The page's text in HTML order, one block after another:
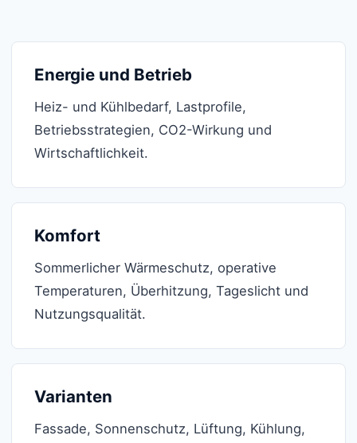
Energie und Betrieb
Heiz- und Kühlbedarf, Lastprofile,
Betriebsstrategien, CO2-Wirkung und
Wirtschaftlichkeit.
Komfort
Sommerlicher Wärmeschutz, operative
Temperaturen, Überhitzung, Tageslicht und
Nutzungsqualität.
Varianten
Fassade, Sonnenschutz, Lüftung, Kühlung,